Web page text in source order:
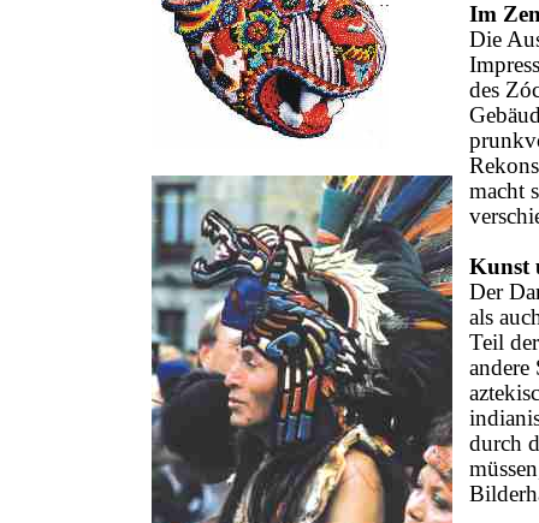
Im
Die
des
macht
Kunst
Der
als
Teil
andere
durch